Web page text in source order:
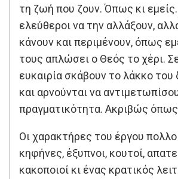
τη ζωή που ζουν. Όπως κι εμείς.
ελεύθεροι να την αλλάξουν,
κάνουν και περιμένουν, όπως
τους απλώσει ο Θεός το χέρι.
ευκαιρία σκάβουν το λάκκο του
και αρνούνται να
πραγματικότητα. Ακριβώς όπως
Οι χαρακτήρες του έργου
κηφήνες, έξυπνοι, κουτοί,
κακοποιοί κι ένας κρατικός